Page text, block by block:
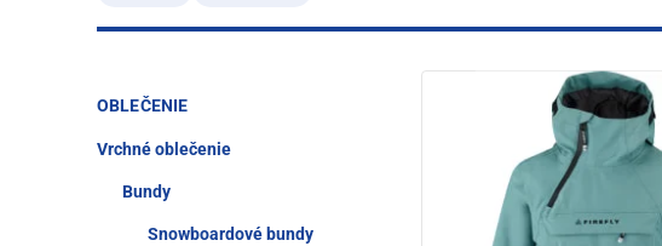
OBLEČENIE
Vrchné oblečenie
Bundy
Snowboardové bundy